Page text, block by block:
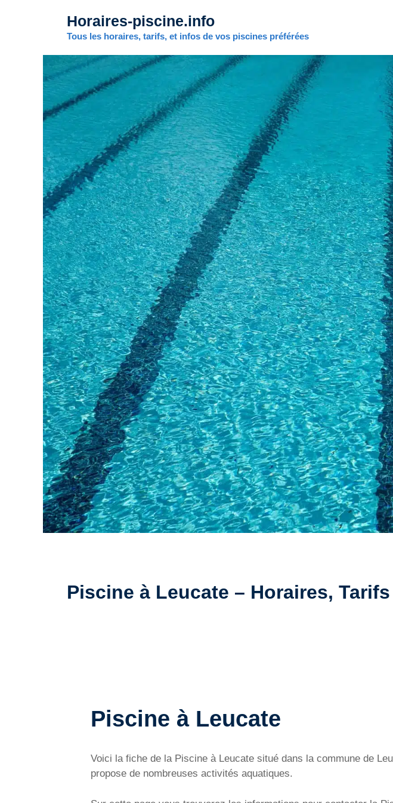
Horaires-piscine.info
Tous les horaires, tarifs, et infos de vos piscines préférées
Piscine à Leucate – Horaires,
Piscine à Leucate
Voici la fiche de la Piscine à Leucate situé dans la commune de
propose de nombreuses activités aquatiques.